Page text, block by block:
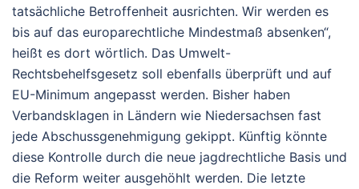
tatsächliche Betroffenheit ausrichten. Wir werden es
bis auf das europarechtliche Mindestmaß absenken“,
heißt es dort wörtlich. Das Umwelt-
Rechtsbehelfsgesetz soll ebenfalls überprüft und auf
EU-Minimum angepasst werden. Bisher haben
Verbandsklagen in Ländern wie Niedersachsen fast
jede Abschussgenehmigung gekippt. Künftig könnte
diese Kontrolle durch die neue jagdrechtliche Basis und
die Reform weiter ausgehöhlt werden. Die letzte